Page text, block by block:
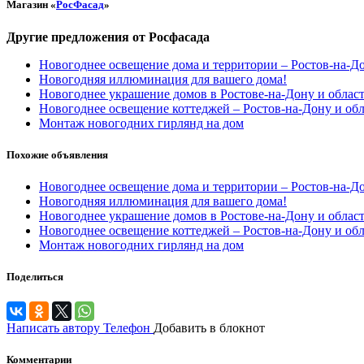
Магазин «РосФасад»
Другие предложения от Росфасада
Новогоднее освещение дома и территории – Ростов-на-
Новогодняя иллюминация для вашего дома!
Новогоднее украшение домов в Ростове-на-Дону и
Новогоднее освещение коттеджей – Ростов-на-Дону и
Монтаж новогодних гирлянд на дом
Похожие объявления
Новогоднее освещение дома и территории – Ростов-на-
Новогодняя иллюминация для вашего дома!
Новогоднее украшение домов в Ростове-на-Дону и
Новогоднее освещение коттеджей – Ростов-на-Дону и
Монтаж новогодних гирлянд на дом
Поделиться
Написать автору Телефон Добавить в блокнот
Комментарии